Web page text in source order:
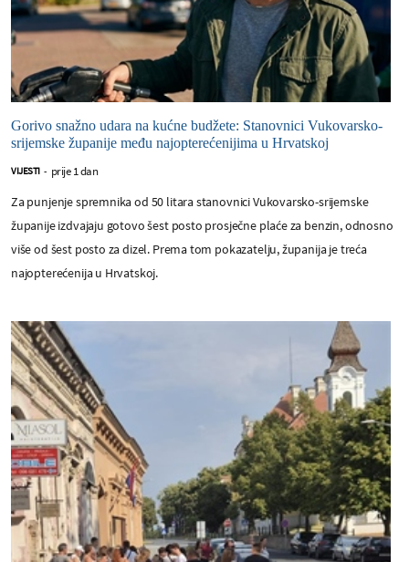
Gorivo snažno udara na kućne budžete: Stanovnici Vukovarsko-
srijemske županije među najopterećenijima u Hrvatskoj
VIJESTI - prije 1 dan
Za punjenje spremnika od 50 litara stanovnici Vukovarsko-srijemske
županije izdvajaju gotovo šest posto prosječne plaće za benzin, odnosno
više od šest posto za dizel. Prema tom pokazatelju, županija je treća
najopterećenija u Hrvatskoj.